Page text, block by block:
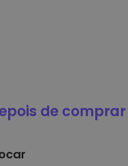
de comprar